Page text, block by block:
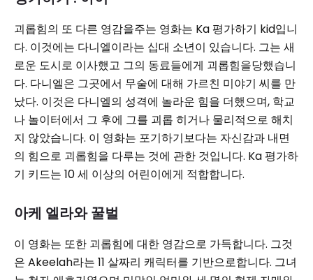
괴롭힘의 또 다른 영감을주는 영화는 Ka 평가하기 kid입니
다. 이것에는 다니엘이라는 십대 소년이 있습니다. 그는 새
로운 도시로 이사했고 그의 동료들에게 괴롭힘을당했습니
다. 다니엘은 그곳에서 무술에 대해 가르친 미야기 씨를 만
났다. 이것은 다니엘의 성격에 놀라운 힘을 더했으며, 학교
나 놀이터에서 그 후에 그를 괴롭 히거나 물리적으로 해치
지 않았습니다. 이 영화는 포기하기보다는 자신감과 내면
의 힘으로 괴롭힘을 다루는 것에 관한 것입니다. Ka 평가하
기 키드는 10 세 이상의 어린이에게 적합합니다.
아케 엘라와 꿀벌
이 영화는 또한 괴롭힘에 대한 영감으로 가득합니다. 그것
은 Akeelah라는 11 살짜리 캐릭터를 기반으로합니다. 그녀